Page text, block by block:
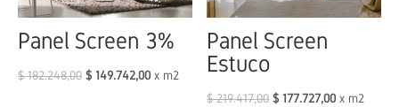
Panel Screen 3%
$182.248,00 $ 149.742,00 x m2
Panel Screen
Estuco
$219.417,00 $ 177.727,00 x m2